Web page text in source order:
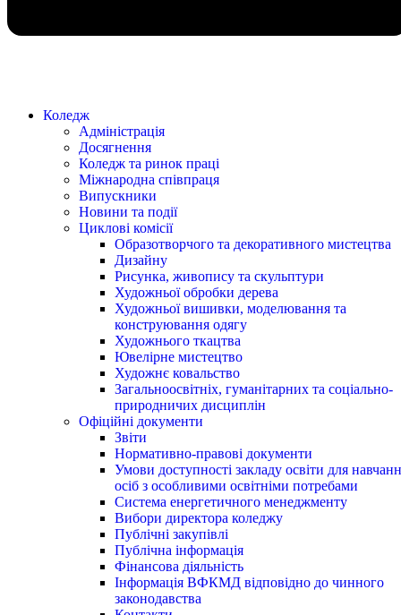
Коледж
Адміністрація
Досягнення
Коледж та ринок праці
Міжнародна співпраця
Випускники
Новини та події
Циклові комісії
Образотворчого та декоративного мистецтва
Дизайну
Рисунка, живопису та скульптури
Художньої обробки дерева
Художньої вишивки, моделювання та
конструювання одягу
Художнього ткацтва
Ювелірне мистецтво
Художнє ковальство
Загальноосвітніх, гуманітарних та соціально-
природничих дисциплін
Офіційні документи
Звіти
Нормативно-правові документи
Умови доступності закладу освіти для
осіб з особливими освітніми потребами
Система енергетичного менеджменту
Вибори директора коледжу
Публічні закупівлі
Публічна інформація
Фінансова діяльність
Інформація ВФКМД відповідно до чинного
законодавства